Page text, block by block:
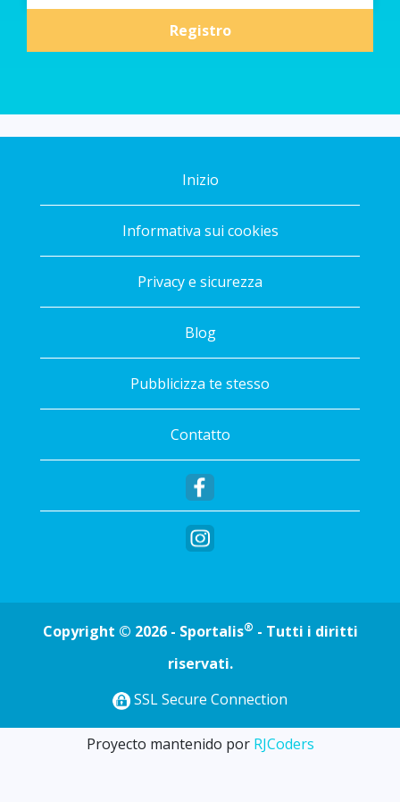
Registro
Inizio
Informativa sui cookies
Privacy e sicurezza
Blog
Pubblicizza te stesso
Contatto
Copyright © 2026 - Sportalis® - Tutti i diritti
riservati.
SSL Secure Connection
Proyecto mantenido por RJCoders